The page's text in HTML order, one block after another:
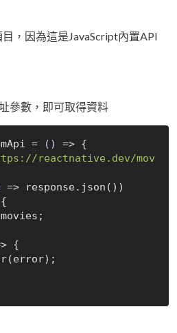
，因為這是JavaScript內置API
參數，即可取得資料
= () => {
reactnative.dev/mov
=> response.json())
{